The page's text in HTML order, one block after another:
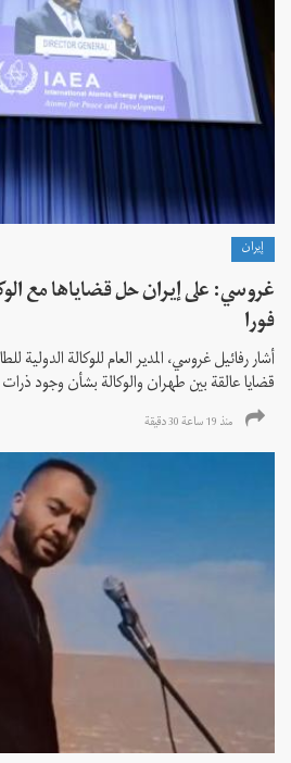
إيران
غروسي: على إيران حل قضاياها مع
فورا
أشار رفائيل غروسي، المدير العام للوكالة الدولية
قضايا عالقة بين طهران والوكالة بشأن وجود
منذ 19 ساعة 30 دقیقة